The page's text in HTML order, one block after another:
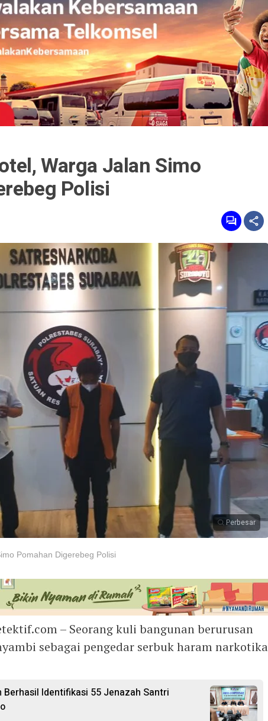
Warga Jalan Simo
Polisi
Perbesar
Pomahan Digerebeg Polisi
– Seorang kuli bangunan berurusan
sebagai pengedar serbuk haram narkotika
Berhasil Identifikasi 55 Jenazah Santri